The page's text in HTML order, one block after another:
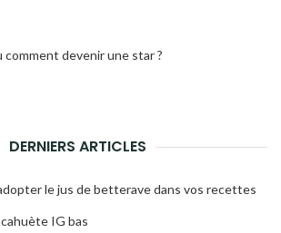
devenir une star ?
DERNIERS ARTICLES
le jus de betterave dans vos recettes
IG bas